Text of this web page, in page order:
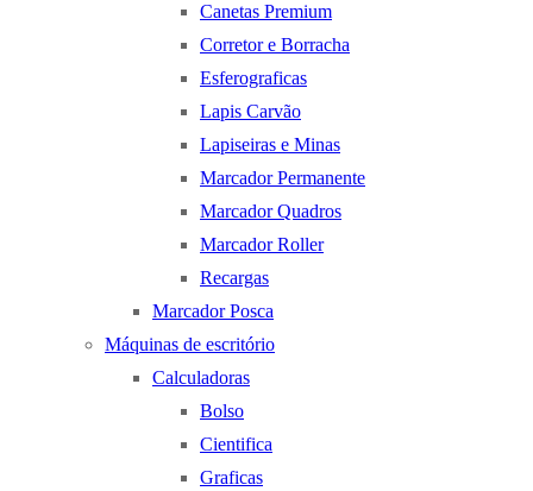
Canetas Premium
Corretor e Borracha
Esferograficas
Lapis Carvão
Lapiseiras e Minas
Marcador Permanente
Marcador Quadros
Marcador Roller
Recargas
Marcador Posca
Máquinas de escritório
Calculadoras
Bolso
Cientifica
Graficas